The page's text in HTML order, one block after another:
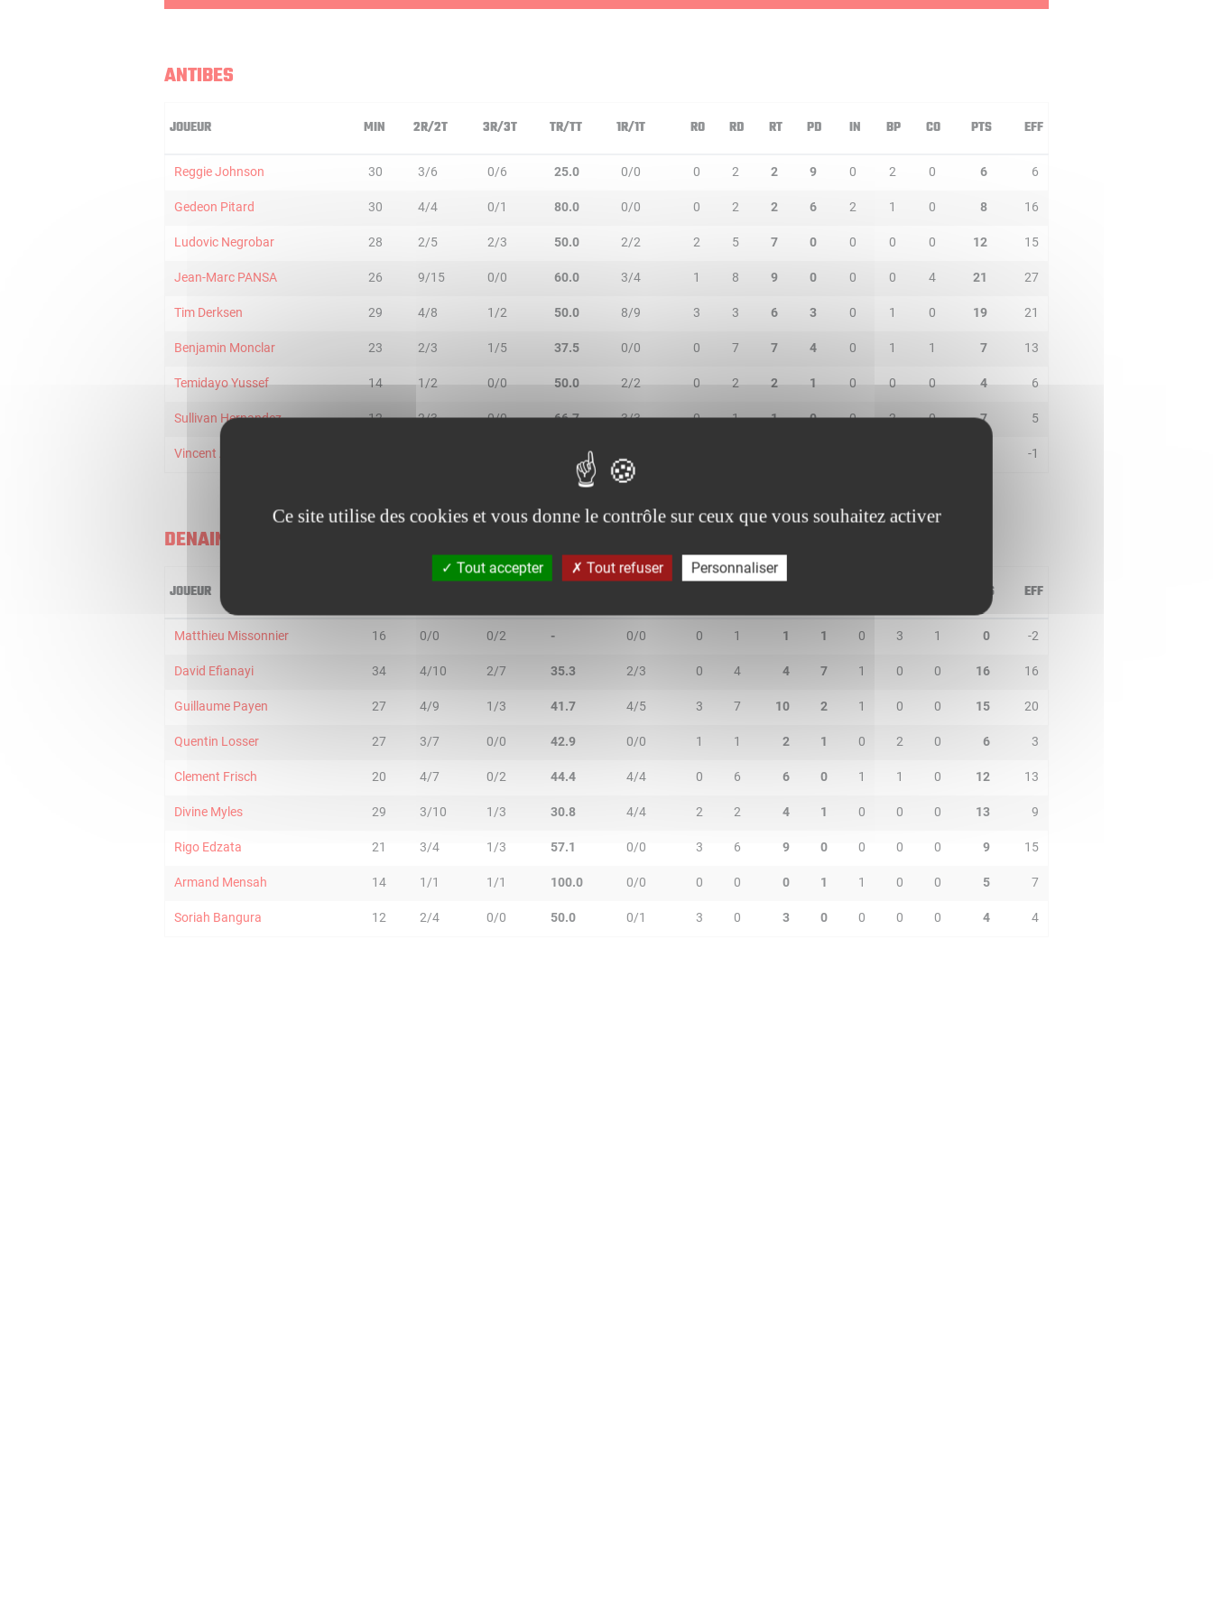
ANTIBES
JOUEUR MIN 2R/2T 3R/3T TR/TT 1R/1T RO RD RT PD IN BP CO PTS EFF
Reggie Johnson 30 3/6 0/6 25.0 0/0 0 2 2 9 0 2 0 6 6
Gedeon Pitard 30 4/4 0/1 80.0 0/0 0 2 2 6 2 1 0 8 16
Ludovic Negrobar 28 2/5 2/3 50.0 2/2 2 5 7 0 0 0 0 12 15
Jean-Marc PANSA 26 9/15 0/0 60.0 3/4 1 8 9 0 0 0 4 21 27
Tim Derksen 29 4/8 1/2 50.0 8/9 3 3 6 3 0 1 0 19 21
Benjamin Monclar 23 2/3 1/5 37.5 0/0 0 7 7 4 0 1 1 7 13
Temidayo Yussef 14 1/2 0/0 50.0 2/2 0 2 2 1 0 0 0 4 6
Sullivan Hernandez 12 2/3 0/0 66.7 3/3 0 1 1 0 0 2 0 7 5
Vincent Amsellem -1
DENAIN
JOUEUR PTS EFF
Matthieu Missonnier 16 0/0 0/2 - 0/0 0 1 1 1 0 3 1 0 -2
David Efianayi 34 4/10 2/7 35.3 2/3 0 4 4 7 1 0 0 16 16
Guillaume Payen 27 4/9 1/3 41.7 4/5 3 7 10 2 1 0 0 15 20
Quentin Losser 27 3/7 0/0 42.9 0/0 1 1 2 1 0 2 0 6 3
Clement Frisch 20 4/7 0/2 44.4 4/4 0 6 6 0 1 1 0 12 13
Divine Myles 29 3/10 1/3 30.8 4/4 2 2 4 1 0 0 0 13 9
Rigo Edzata 21 3/4 1/3 57.1 0/0 3 6 9 0 0 0 0 9 15
Armand Mensah 14 1/1 1/1 100.0 0/0 0 0 0 1 1 0 0 5 7
Soriah Bangura 12 2/4 0/0 50.0 0/1 3 0 3 0 0 0 0 4 4
Ce site utilise des cookies et vous donne le contrôle sur ceux que vous souhaitez activer
Tout accepter Tout refuser Personnaliser